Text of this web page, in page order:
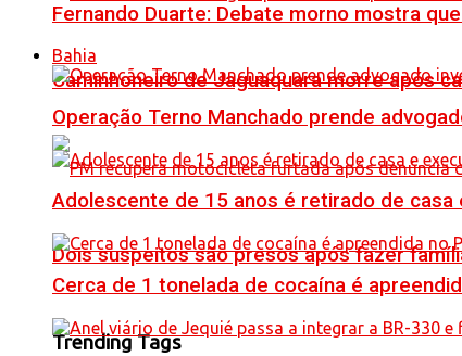
Caminhoneiro de Jaguaquara morre após
Dois suspeitos são presos após fazer
Trending Tags
Fernando Duarte: Debate morno mostra
Bahia
Operação Terno Manchado prende
Adolescente de 15 anos é retirado de
Cerca de 1 tonelada de cocaína é